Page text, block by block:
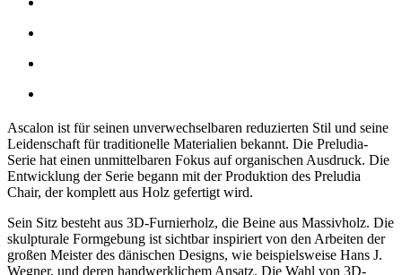
Ascalon ist für seinen unverwechselbaren reduzierten Stil und seine
Leidenschaft für traditionelle Materialien bekannt. Die Preludia-
Serie hat einen unmittelbaren Fokus auf organischen Ausdruck. Die
Entwicklung der Serie begann mit der Produktion des Preludia
Chair, der komplett aus Holz gefertigt wird.
Sein Sitz besteht aus 3D-Furnierholz, die Beine aus Massivholz. Die
skulpturale Formgebung ist sichtbar inspiriert von den Arbeiten der
großen Meister des dänischen Designs, wie beispielsweise Hans J.
Wegner, und deren handwerklichem Ansatz. Die Wahl von 3D-